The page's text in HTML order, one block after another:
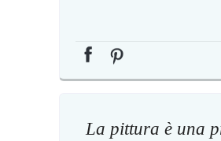
La pittura è una